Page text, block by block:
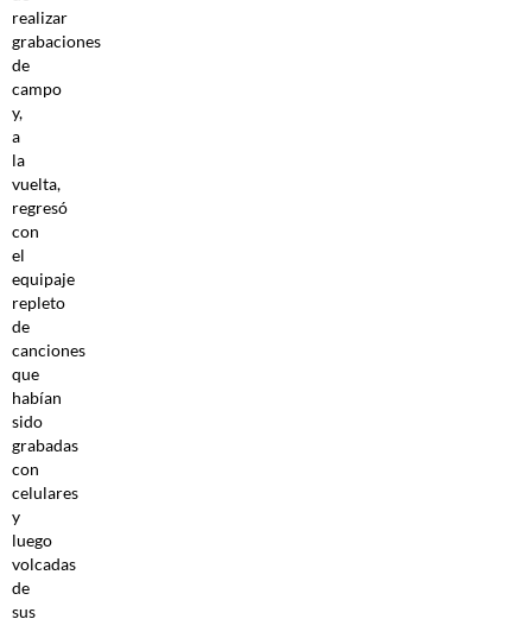
realizar
grabaciones
de
campo
y,
a
la
vuelta,
regresó
con
el
equipaje
repleto
de
canciones
que
habían
sido
grabadas
con
celulares
y
luego
volcadas
de
sus